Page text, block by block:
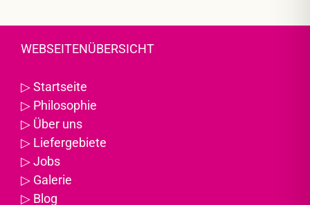
WEBSEITENÜBERSICHT
▷Startseite
▷ Philosophie
▷ Über uns
▷ Liefergebiete
▷Jobs
▷ Galerie
▷ Blog